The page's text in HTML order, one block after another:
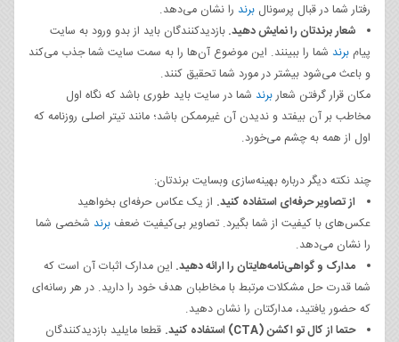
رفتار شما در قبال پرسونال برند را نشان می‌دهد.
شعار برندتان را نمایش دهید.بازدیدکنندگان باید از بدو ورود به سایت
پیام برند شما را ببینند. این موضوع آن‌ها را به سمت سایت شما جذب می‌کند
و باعث می‌شود بیشتر در مورد شما تحقیق کنند.
مکان قرار گرفتن شعاربرند شما در سایت باید طوری باشد که نگاه اول
مخاطب بر آن بیفتد و ندیدن آن غیرممکن باشد؛ مانند تیتر اصلی روزنامه که
اول از همه به چشم می‌خورد.
چند نکته دیگر درباره بهینه‌سازی وبسایت برندتان:
از تصاویر حرفه‌ای استفاده کنید. از یک عکاس حرفه‌ای بخواهید
عکس‌های با کیفیت از شما بگیرد. تصاویر بی‌کیفیت ضعف برند شخصی شما
را نشان می‌دهد.
مدارک و گواهی‌نامه‌هایتان را ارائه دهید. این مدارک اثبات آن است که
شما قدرت حل مشکلات مرتبط با مخاطبان هدف خود را دارید. در هر رسانه‌ای
که حضور یافتید، مدارکتان را نشان دهید.
حتما از کال تو اکشن (CTA) استفاده کنید. قطعا مایلید بازدیدکنندگان